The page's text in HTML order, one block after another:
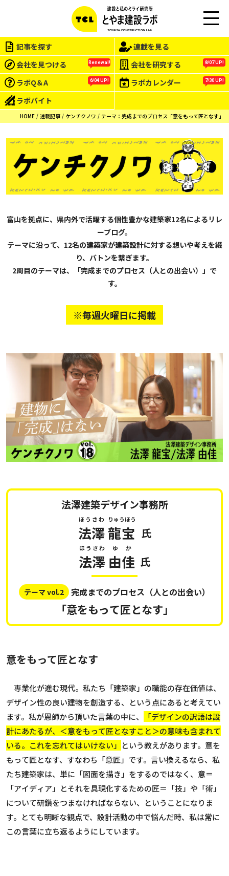
EN
記事を探す
連載を見る
会社を見つける
Renewal! 会社を研究する 8/07 UP!
ラボQ＆A 6/04 UP! ラボカレンダー 7/30 UP!
ラボバイト
HOME 連載記事 ケンチクノワ テーマ：完成までのプロセス「意をもって匠となす」
富山を拠点に、県内外で活躍する個性豊かな建築家12名によるリレ
ーブログ。
テーマに沿って、12名の建築家が建築設計に対する想いや考えを綴
り、バトンを繋ぎます。
2周目のテーマは、「完成までのプロセス（人との出会い）」で
す。
※毎週火曜日に掲載
法澤建築デザイン事務所
法澤
ほうさわ
龍宝
りゅうほう
氏
法澤
ほうさわ
由佳
ゆか
氏
テーマ vol.2 完成までのプロセス（人との出会い）
「意をもって匠となす」
意をもって匠となす
専業化が進む現代。私たち「建築家」の職能の存在価値は、
デザイン性の良い建物を創造する、という点にあると考えてい
ます。私が恩師から頂いた言葉の中に、
「デザインの訳語は設
計にあたるが、＜意をもって匠となすこと＞の意味も含まれて
いる。これを忘れてはいけない」 という教えがあります。意を
もって匠となす、すなわち「意匠」です。言い換えるなら、私
たち建築家は、単に「図面を描き」をするのではなく、意＝
「アイディア」とそれを具現化するための匠＝「技」や「術」
について研鑽をつまなければならない、ということになりま
す。とても明晰な観点で、設計活動の中で悩んだ時、私は常に
この言葉に立ち返るようにしています。